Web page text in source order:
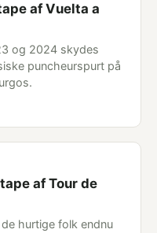
af Vuelta a
og 2024 skydes
puncheurspurt på
af Tour de
hurtige folk endnu